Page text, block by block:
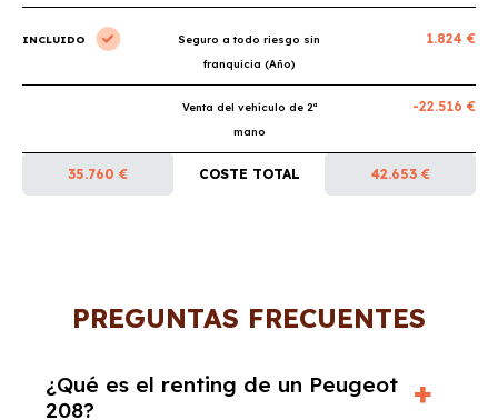
INCLUIDO
Seguro a todo riesgo sin
franquicia (Año)
1.824 €
Venta del vehículo de 2ª
mano
-22.516 €
35.760 € COSTE TOTAL 42.653 €
PREGUNTAS FRECUENTES
¿Qué es el renting de un Peugeot
208?